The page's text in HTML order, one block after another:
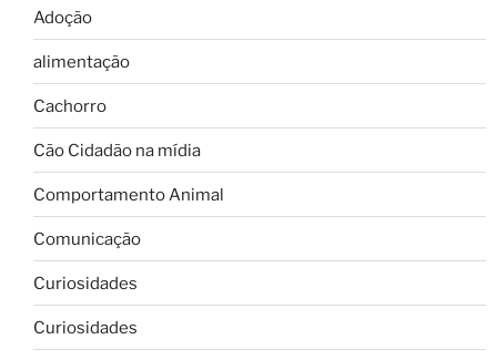
Adoção
alimentação
Cachorro
Cão Cidadão na mídia
Comportamento Animal
Comunicação
Curiosidades
Curiosidades